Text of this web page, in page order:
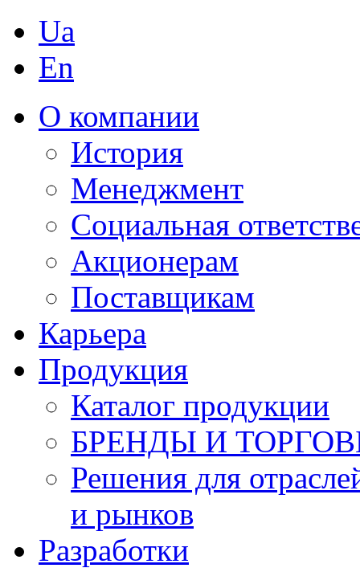
Ua
En
О компании
История
Менеджмент
Социальная
Акционерам
Поставщикам
Карьера
Продукция
Каталог продукции
БРЕНДЫ И
Решения для
и рынков
Разработки